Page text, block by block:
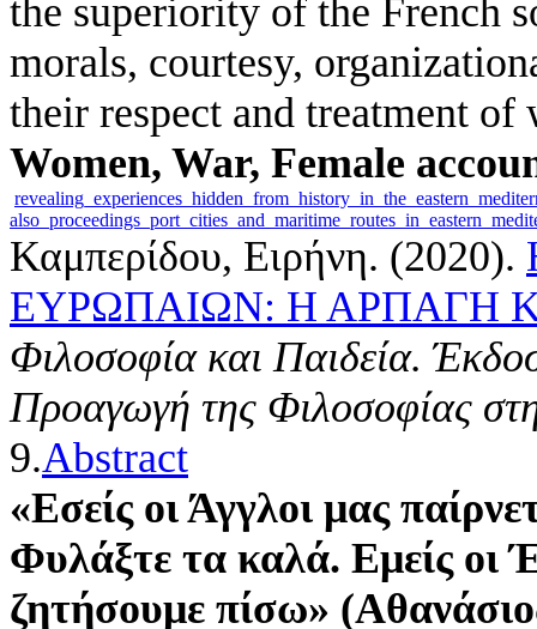
the superiority of the French
morals, courtesy,
their respect and treatment of
Women, War, Female
Καμπερίδου, Ειρήνη. (2020).
ΕΥΡΩΠΑΙΩΝ: Η ΑΡΠΑΓΗ
Φιλοσοφία και Παιδεία.
Προαγωγή της Φιλοσοφίας
9.Abstract
«Εσείς οι Άγγλοι μας
Φυλάξτε τα καλά. Εμείς οι
ζητήσουμε πίσω»